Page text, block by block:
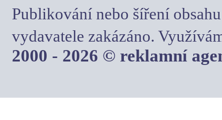
Publikování nebo šíření
vydavatele zakázáno.
2000 - 2026 © reklamní